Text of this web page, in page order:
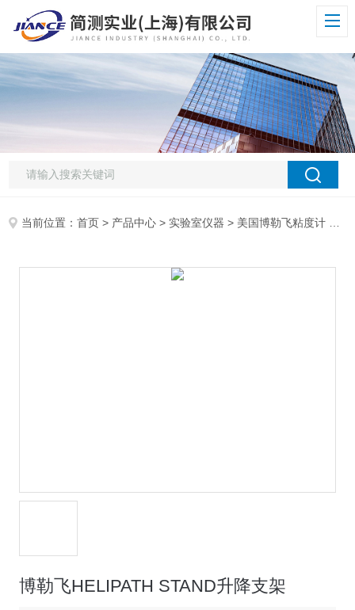
当前位置：首页 > 产品中心 > 实验室仪器 > 美国博勒飞粘度计
博勒飞HELIPATH STAND升降支架